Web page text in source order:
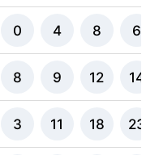
0 4 8 6
8 9 12 14
3 11 18 23